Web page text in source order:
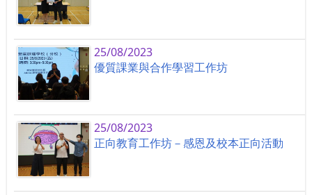
25/08/2023
優質課業與合作學習工作坊
25/08/2023
正向教育工作坊－感恩及校本正向活動